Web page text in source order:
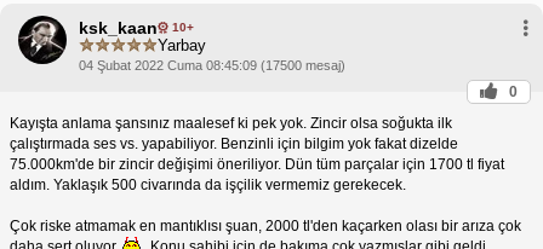
ksk_kaan 10+
Yarbay
04 Şubat 2022 Cuma 08:45:09 (17500 mesaj)
0
Kayışta anlama şansınız maalesef ki pek yok. Zincir olsa soğukta ilk
çalıştırmada ses vs. yapabiliyor. Benzinli için bilgim yok fakat dizelde
75.000km'de bir zincir değişimi öneriliyor. Dün tüm parçalar için 1700 tl fiyat
aldım. Yaklaşık 500 civarında da işçilik vermemiz gerekecek.
Çok riske atmamak en mantıklısı şuan, 2000 tl'den kaçarken olası bir arıza çok